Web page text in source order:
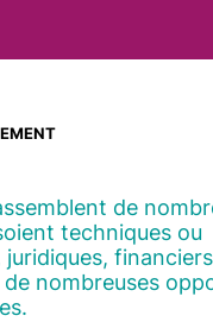
de recharge pour
de
- CEE
d'achats
de
techniques ou
nombreuses